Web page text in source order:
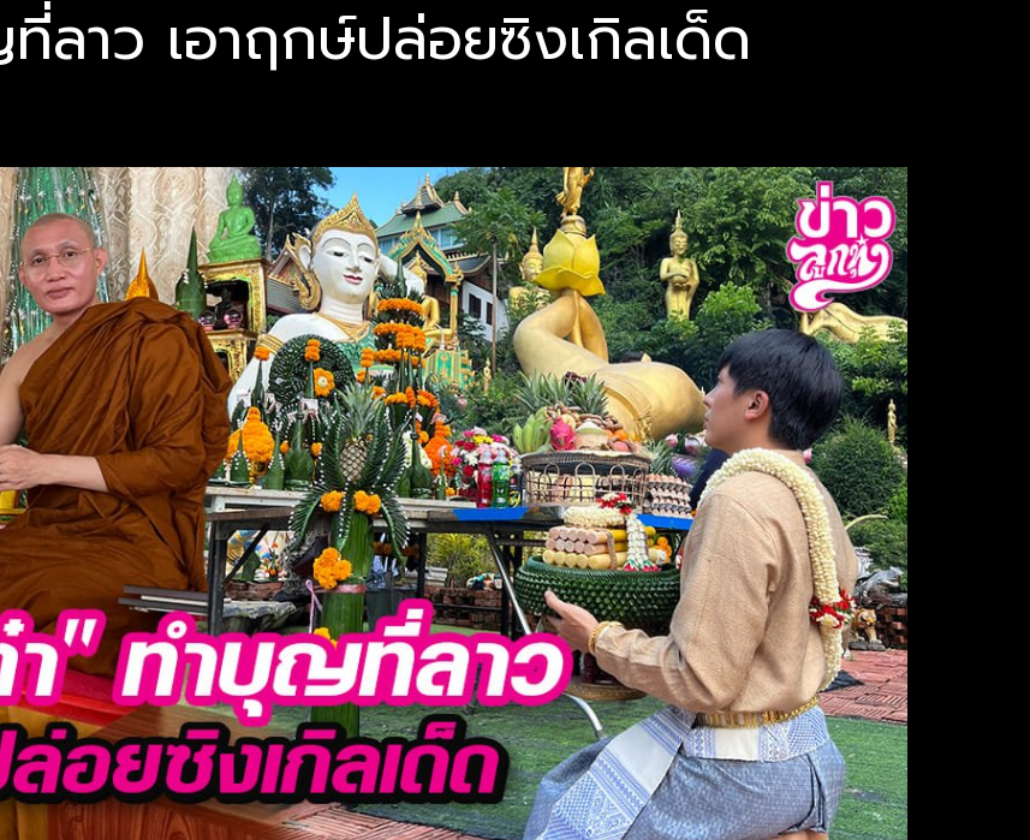
ลาว เอาฤกษ์ปล่อยซิงเกิลเด็ด